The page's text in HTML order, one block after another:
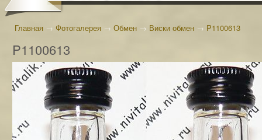
Главная → Фотогалерея → Обмен → Виски обмен → P1100613
P1100613